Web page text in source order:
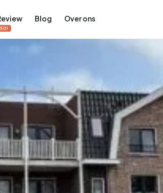
op de kaart
49
Blog Over ons